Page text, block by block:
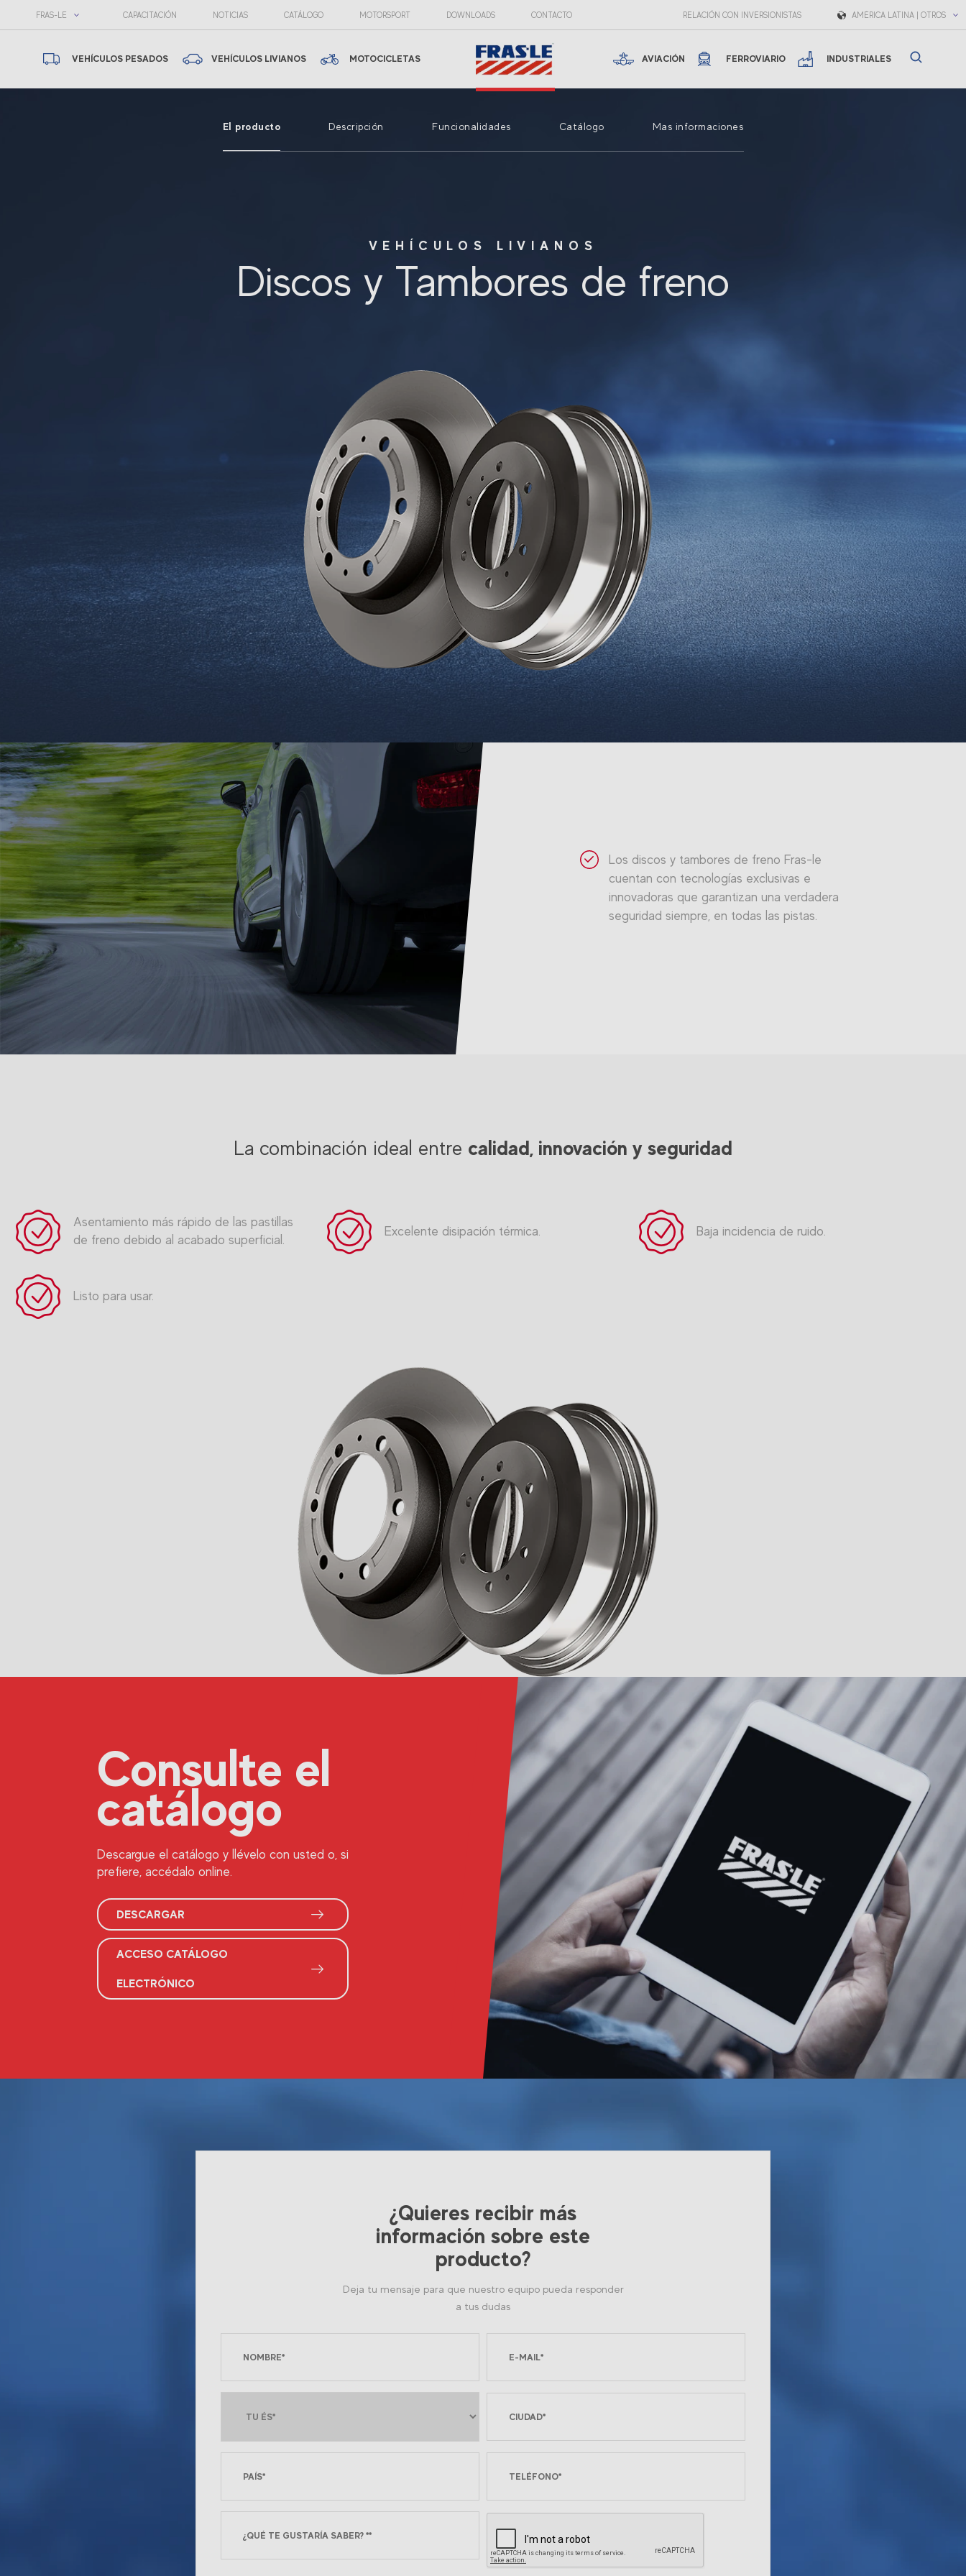
FRAS-LE CAPACITACIÓN NOTICIAS CATÁLOGO MOTORSPORT DOWNLOADS CONTACTO RELACIÓN CON INVERSIONISTAS AMÉRICA LATINA | OTROS
VEHÍCULOS PESADOS VEHÍCULOS LIVIANOS MOTOCICLETAS AVIACIÓN FERROVIARIO INDUSTRIALES
El producto Descripción Funcionalidades Catálogo Mas informaciones
VEHÍCULOS LIVIANOS
Discos y Tambores de freno
Los discos y tambores de freno Fras-le
cuentan con tecnologías exclusivas e
innovadoras que garantizan una verdadera
seguridad siempre, en todas las pistas.
La combinación ideal entre calidad, innovación y seguridad
Asentamiento más rápido de las pastillas
de freno debido al acabado superficial.
Excelente disipación térmica. Baja incidencia de ruido.
Listo para usar.
Consulte el
catálogo
Descargue el catálogo y llévelo con usted o, si
prefiere, accédalo online.
DESCARGAR
ACCESO CATÁLOGO
ELECTRÓNICO
¿Quieres recibir más
información sobre este
producto?
Deja tu mensaje para que nuestro equipo pueda responder
a tus dudas